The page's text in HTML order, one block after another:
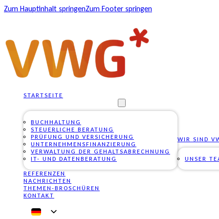
Zum Hauptinhalt springenZum Footer springen
STARTSEITE
BUCHHALTUNG
STEUERLICHE BERATUNG
PRÜFUNG UND VERSICHERUNG
UNTERNEHMENSFINANZIERUNG
VERWALTUNG DER GEHALTSABRECHNUNG
IT- UND DATENBERATUNG
WIR SIND
UNSER
REFERENZEN
NACHRICHTEN
THEMEN-BROSCHÜREN
KONTAKT